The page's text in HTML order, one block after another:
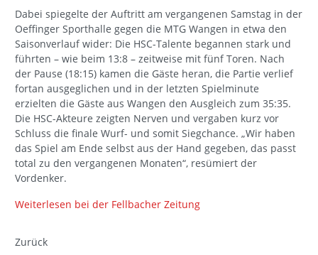
Dabei spiegelte der Auftritt am vergangenen Samstag in der
Oeffinger Sporthalle gegen die MTG Wangen in etwa den
Saisonverlauf wider: Die HSC-Talente begannen stark und
führten – wie beim 13:8 – zeitweise mit fünf Toren. Nach
der Pause (18:15) kamen die Gäste heran, die Partie verlief
fortan ausgeglichen und in der letzten Spielminute
erzielten die Gäste aus Wangen den Ausgleich zum 35:35.
Die HSC-Akteure zeigten Nerven und vergaben kurz vor
Schluss die finale Wurf- und somit Siegchance. „Wir haben
das Spiel am Ende selbst aus der Hand gegeben, das passt
total zu den vergangenen Monaten“, resümiert der
Vordenker.
Weiterlesen bei der Fellbacher Zeitung
Zurück